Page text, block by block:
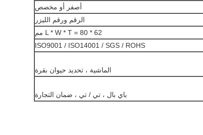
أصفر أو مخصص
الرقم ورقم الليزر
L * W * T = 80 * 62 مم
ISO9001 / ISO14001 / SGS / ROHS
الماشية ، تحديد حيوان بقرة
باي بال ، تي / تي ، ضمان التجارة